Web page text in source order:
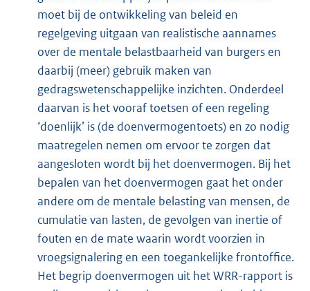
moet bij de ontwikkeling van beleid en
regelgeving uitgaan van realistische aannames
over de mentale belastbaarheid van burgers en
daarbij (meer) gebruik maken van
gedragswetenschappelijke inzichten. Onderdeel
daarvan is het vooraf toetsen of een regeling
‘doenlijk’ is (de doenvermogentoets) en zo nodig
maatregelen nemen om ervoor te zorgen dat
aangesloten wordt bij het doenvermogen. Bij het
bepalen van het doenvermogen gaat het onder
andere om de mentale belasting van mensen, de
cumulatie van lasten, de gevolgen van inertie of
fouten en de mate waarin wordt voorzien in
vroegsignalering en een toegankelijke frontoffice.
Het begrip doenvermogen uit het WRR-rapport is